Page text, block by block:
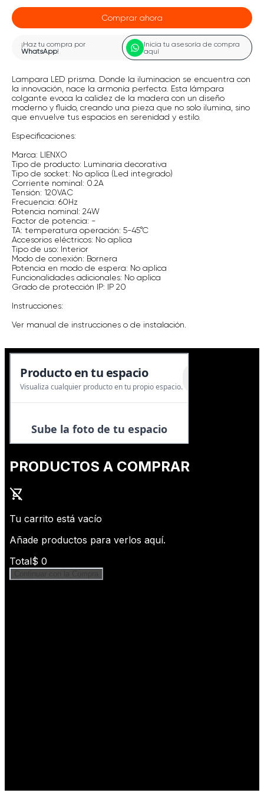
Comprar ahora
¡Haz tu compra por
WhatsApp!
Inicia tu asesoría de compra
aquí
Lampara LED prisma. Donde la iluminacion se encuentra con
la innovación, nace la armonía perfecta. Esta lámpara
colgante evoca la calidez de la madera con un diseño
moderno y fluido, creando una pieza que no solo ilumina, sino
que envuelve tus espacios en serenidad y estilo.
Especificaciones:
Marca: LIENXO
Tipo de producto: Luminaria decorativa
Tipo de socket: No aplica (Led integrado)
Corriente nominal: 0.2A
Tensión: 120VAC
Frecuencia: 60Hz
Potencia nominal: 24W
Factor de potencia: -
TA: temperatura operación: 5-45°C
Accesorios eléctricos: No aplica
Tipo de uso: Interior
Modo de conexión: Bornera
Potencia en modo de espera: No aplica
Funcionalidades adicionales: No aplica
Grado de protección IP: IP 20
Instrucciones:
Ver manual de instrucciones o de instalación.